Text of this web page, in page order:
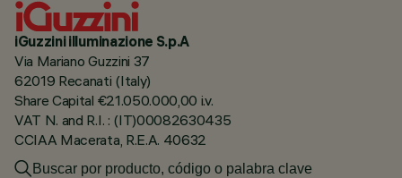
iGuzzini illuminazione S.p.A
Via Mariano Guzzini 37
62019 Recanati (Italy)
Share Capital €21.050.000,00 i.v.
VAT N. and R.I. : (IT)00082630435
CCIAA Macerata, R.E.A. 40632